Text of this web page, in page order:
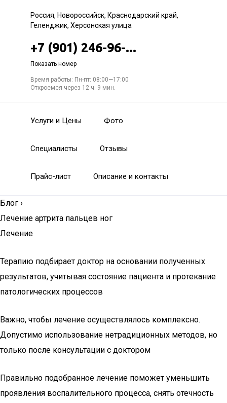
Россия, Новороссийск, Краснодарский край,
Геленджик, Херсонская улица
+7 (901) 246-96-...
Показать номер
Время работы: Пн-пт: 08:00—17:00
Откроемся через 12 ч. 9 мин.
Услуги и Цены Фото
Специалисты Отзывы
Прайс-лист Описание и контакты
Блог ›
Лечение артрита пальцев ног
Лечение
Терапию подбирает доктор на основании полученных
результатов, учитывая состояние пациента и протекание
патологических процессов
Важно, чтобы лечение осуществлялось комплексно.
Допустимо использование нетрадиционных методов, но
только после консультации с доктором
Правильно подобранное лечение поможет уменьшить
проявления воспалительного процесса, снять отечность